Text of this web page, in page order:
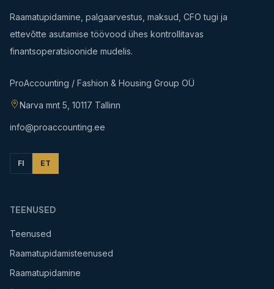
Raamatupidamine, palgaarvestus, maksud, CFO tugi ja
ettevõtte asutamise töövood ühes kontrollitavas
finantsoperatsioonide mudelis.
ProAccounting / Fashion & Housing Group OÜ
Narva mnt 5, 10117 Tallinn
info@proaccounting.ee
FI ET
TEENUSED
Teenused
Raamatupidamisteenused
Raamatupidamine